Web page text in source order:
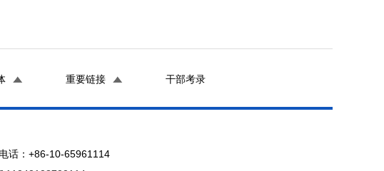
重要链接 干部考录
话：+86-10-65961114